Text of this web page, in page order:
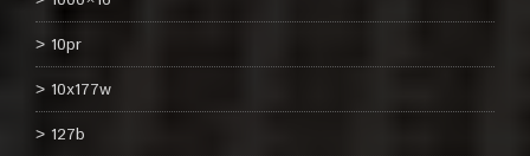
10pr
10x177w
127b